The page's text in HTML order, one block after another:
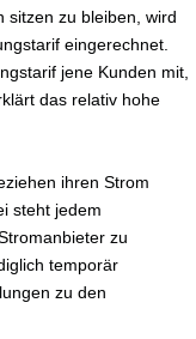
sitzen zu bleiben, wird
eingerechnet.
jene Kunden mit,
das relativ hohe
ihren Strom
steht jedem
zu
temporär
zu den